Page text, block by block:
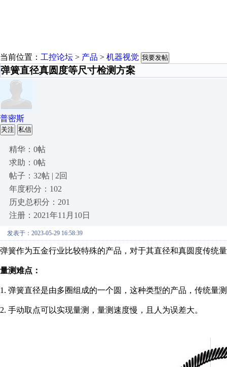
当前位置： 工控论坛 > 产品 > 机器视觉 我要发帖
弹簧直径真圆度等尺寸检测方案
普密斯
关注 私信
精华：0帖
求助：0帖
帖子：32帖 | 2回
年度积分：102
历史总积分：201
注册：2021年11月10日
发表于：2023-05-29 16:58:39
弹簧作为五金行业比较特殊的产品，对于其直径和真圆度传统
量测难点：
1. 弹簧直径是由多圈组成的一个圆，这种类型的产品，传统量
2. 手动取点可以实现量测，量测速度慢，且人为误差大。